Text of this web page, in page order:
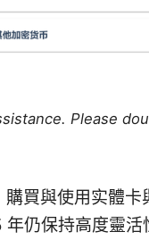
Please
買與使用实體卡
仍保持高度靈活